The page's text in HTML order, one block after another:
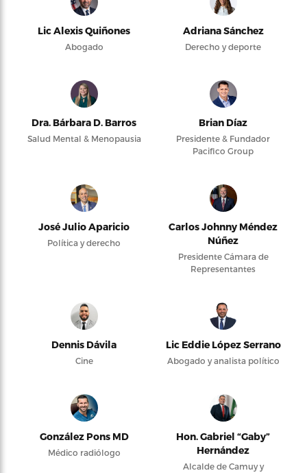
Lic Alexis Quiñones
Abogado
Adriana Sánchez
Derecho y deporte
Dra. Bárbara D. Barros
Salud Mental & Menopausia
Brian Díaz
Presidente & Fundador
Pacifico Group
José Julio Aparicio
Política y derecho
Carlos Johnny Méndez
Núñez
Presidente Cámara de
Representantes
Dennis Dávila
Cine
Lic Eddie López Serrano
Abogado y analista político
González Pons MD
Médico radiólogo
Hon. Gabriel “Gaby”
Hernández
Alcalde de Camuy y